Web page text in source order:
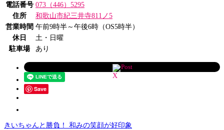
電話番号 073（446）5295
住所
和歌山市紀三井寺811ノ5
営業時間 午前9時半～午後6時（OS5時半）
休日
土・日曜
駐車場
あり
Post
Save
きいちゃんと勝負！ 和みの笑顔が好印象